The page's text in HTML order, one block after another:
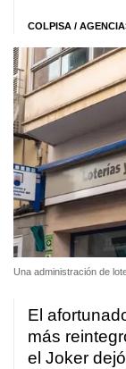
COLPISA /
Una administración de
El
más
el Joker